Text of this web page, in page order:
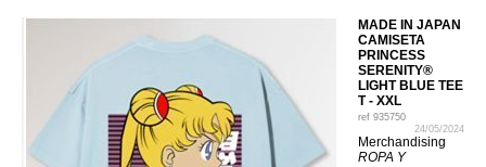
MADE IN JAPAN
CAMISETA
PRINCESS
SERENITY®
LIGHT BLUE TEE
T - XXL
ref 935750
24/05/2024
Merchandising
ROPA Y